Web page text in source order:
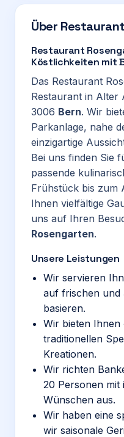
Über
Restaurant
Köstlichkeiten mit
Das Restaurant
Restaurant in Alter
3006 Bern. Wir
Parkanlage, nahe
einzigartige
Bei uns finden Sie
passende
Frühstück bis zum
Ihnen vielfältige
uns auf Ihren
Rosengarten.
Unsere Leistungen
Wir servieren
auf frischen und
basieren.
Wir bieten Ihnen
traditionellen
Kreationen.
Wir richten
20 Personen mit
Wünschen aus.
Wir haben eine
wir saisonale